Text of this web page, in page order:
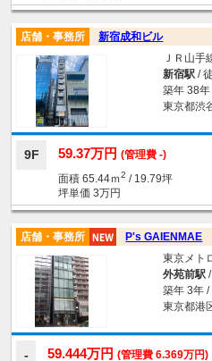
店舗・事務所
新宿成和ビル
ＪＲ山手
新宿駅/
築年 38
東京都渋
9F 59.37万円 (管理費 -)
面積 65.44ｍ2 / 19.79坪
坪単価 3万円
店舗・事務所
P's GAIENMAE
東京メト
外苑前駅/
築年 3年
東京都港
59.444万円 (管理費 6.369万円)